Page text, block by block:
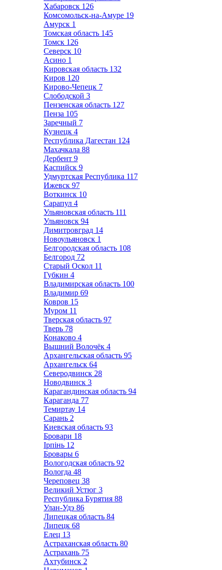
Хабаровск 126
Комсомольск-на-Амуре 19
Амурск 1
Томская область 145
Томск 126
Северск 10
Асино 1
Кировская область 132
Киров 120
Кирово-Чепецк 7
Слободской 3
Пензенская область 127
Пенза 105
Заречный 7
Кузнецк 4
Республика Дагестан 124
Махачкала 88
Дербент 9
Каспийск 9
Удмуртская Республика 117
Ижевск 97
Воткинск 10
Сарапул 4
Ульяновская область 111
Ульяновск 94
Димитровград 14
Новоульяновск 1
Белгородская область 108
Белгород 72
Старый Оскол 11
Губкин 4
Владимирская область 100
Владимир 69
Ковров 15
Муром 11
Тверская область 97
Тверь 78
Конаково 4
Вышний Волочёк 4
Архангельская область 95
Архангельск 64
Северодвинск 28
Новодвинск 3
Карагандинская область 94
Караганда 77
Темиртау 14
Сарань 2
Киевская область 93
Бровари 18
Ірпінь 12
Бровары 6
Вологодская область 92
Вологда 48
Череповец 38
Великий Устюг 3
Республика Бурятия 88
Улан-Удэ 86
Липецкая область 84
Липецк 68
Елец 13
Астраханская область 80
Астрахань 75
Ахтубинск 2